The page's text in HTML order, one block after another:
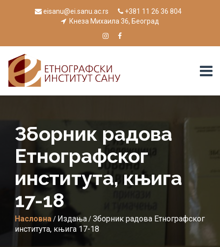
eisanu@ei.sanu.ac.rs
+381 11 26 36 804
Кнеза Михаила 36, Београд
Зборник радова
Етнографског
института, књига
17-18
Насловна/ Издања/Зборник радова Етнографског
института, књига 17-18